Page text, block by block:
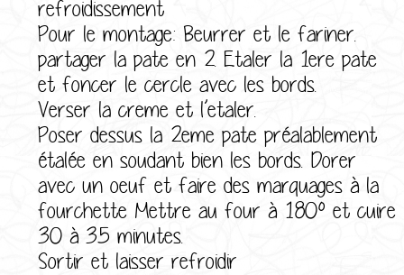
refroidissement
Pour le montage: Beurrer et le fariner.
partager la pate en 2. Etaler la 1ere pate
et foncer le cercle avec les bords.
Verser la creme et l’etaler.
Poser dessus la 2eme pate préalablement
étalée en soudant bien les bords. Dorer
avec un oeuf et faire des marquages à la
fourchette Mettre au four à 180º et cuire
30 à 35 minutes.
Sortir et laisser refroidir